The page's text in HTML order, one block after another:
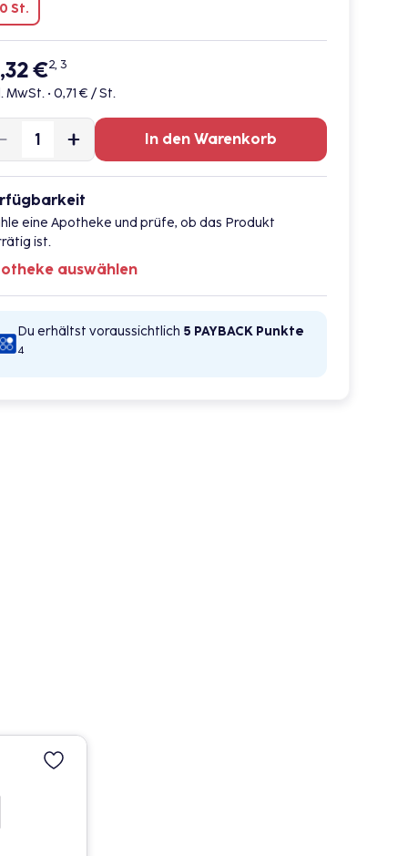
St.
€2, 3
MwSt. • 0,71 € / St.
In den Warenkorb
eine Apotheke und prüfe, ob das Produkt
ist.
auswählen
Du erhältst voraussichtlich 5 PAYBACK Punkte
4